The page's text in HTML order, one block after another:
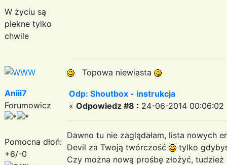
W życiu są
piekne tylko
chwile
Topowa niewiasta
Aniii7
Forumowicz
Pomocna dłoń:
+6/-0
Odp: Shoutbox - instrukcja
« Odpowiedz #8 : 24-06-2014 00:06:02
Dawno tu nie zaglądałam, lista nowych
Devil za Twoją twórczość
tylko
Czy można nową prośbę złożyć,